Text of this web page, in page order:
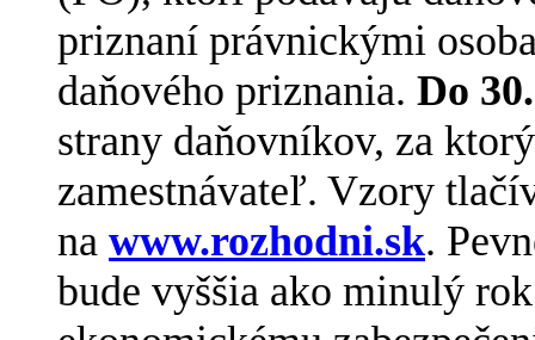
priznaní právnickými
daňového priznania. Do
strany daňovníkov, za
zamestnávateľ. Vzory
na www.rozhodni.sk.
bude vyššia ako minulý